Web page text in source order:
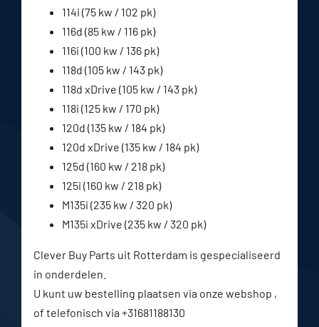
114i (75 kw / 102 pk)
116d (85 kw / 116 pk)
116i (100 kw / 136 pk)
118d (105 kw / 143 pk)
118d xDrive (105 kw / 143 pk)
118i (125 kw / 170 pk)
120d (135 kw / 184 pk)
120d xDrive (135 kw / 184 pk)
125d (160 kw / 218 pk)
125i (160 kw / 218 pk)
M135i (235 kw / 320 pk)
M135i xDrive (235 kw / 320 pk)
Clever Buy Parts uit Rotterdam is gespecialiseerd
in onderdelen.
U kunt uw bestelling plaatsen via onze webshop ,
of telefonisch via +31681188130